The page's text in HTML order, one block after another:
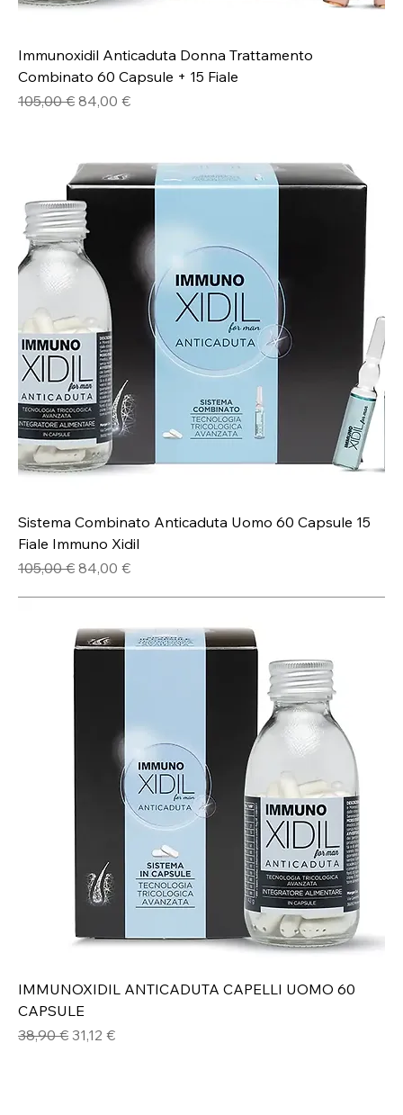
Immunoxidil Anticaduta Donna Trattamento
Combinato 60 Capsule + 15 Fiale
Prezzo regolare
105,00 € Prezzo scontato
84,00 €
Sistema Combinato Anticaduta Uomo 60 Capsule 15
Fiale Immuno Xidil
Prezzo regolare
105,00 € Prezzo scontato
84,00 €
IMMUNOXIDIL ANTICADUTA CAPELLI UOMO 60
CAPSULE
Prezzo regolare
38,90 € Prezzo scontato
31,12 €